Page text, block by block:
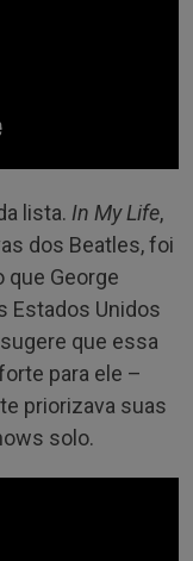
lista. In My Life,
dos Beatles, foi
que George
Estados Unidos
que essa
para ele –
priorizava suas
solo.